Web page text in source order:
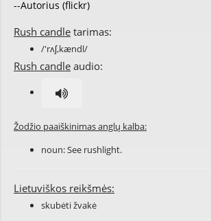
--Autorius (flickr)
Rush candle tarimas:
/'rʌʃ,kændl/
Rush candle audio:
Žodžio paaiškinimas anglų kalba:
noun: See rushlight.
Lietuviškos reikšmės:
skubėti žvakė